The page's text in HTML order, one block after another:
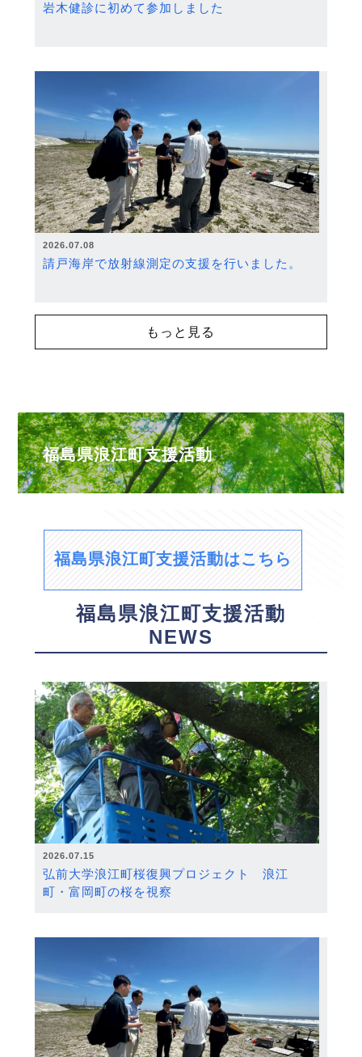
岩木健診に初めて参加しました
2026.07.08
請戸海岸で放射線測定の支援を行いました。
もっと見る
福島県浪江町支援活動
福島県浪江町支援活動はこちら
福島県浪江町支援活動
NEWS
2026.07.15
弘前大学浪江町桜復興プロジェクト 浪江
町・富岡町の桜を視察